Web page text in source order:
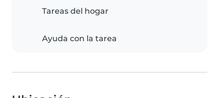
Tareas del hogar
Ayuda con la tarea